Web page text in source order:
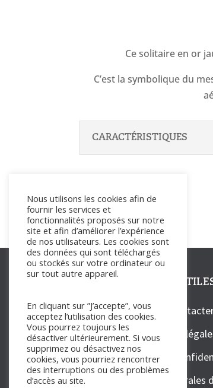
Ce solitaire en or
C’est la symbolique du
CARACTÉRISTIQUES
LIENS
Nous
Mentions
Politique de
Conditions générales
Nous utilisons les cookies afin de
fournir les services et
fonctionnalités proposés sur notre
site et afin d’améliorer l’expérience
de nos utilisateurs. Les cookies sont
des données qui sont téléchargés
ou stockés sur votre ordinateur ou
sur tout autre appareil.
En cliquant sur ”J’accepte”, vous
acceptez l’utilisation des cookies.
Vous pourrez toujours les
désactiver ultérieurement. Si vous
supprimez ou désactivez nos
cookies, vous pourriez rencontrer
des interruptions ou des problèmes
d’accès au site.